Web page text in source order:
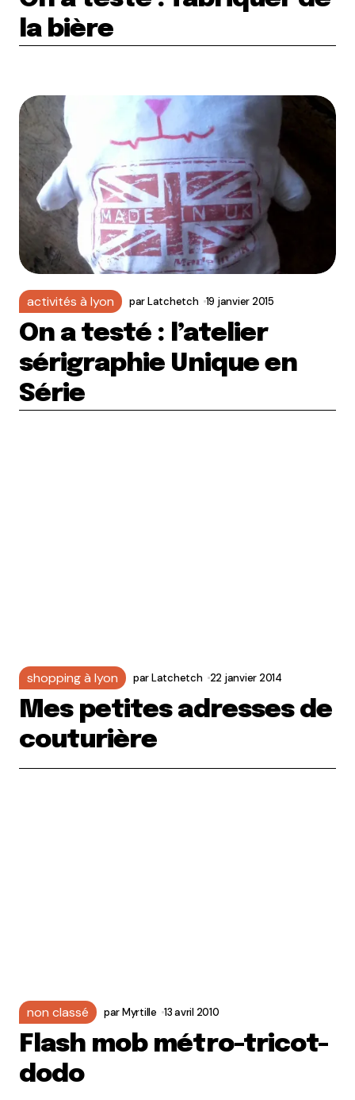
la bière
activités à lyon parLatchetch 19 janvier 2015
On a testé : l’atelier
sérigraphie Unique en
Série
shopping à lyon parLatchetch 22 janvier 2014
Mes petites adresses de
couturière
non classé parMyrtille 13 avril 2010
Flash mob métro-tricot-
dodo